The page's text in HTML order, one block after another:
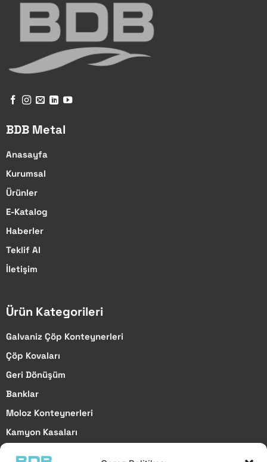
BDB Metal
Anasayfa
Kurumsal
Ürünler
E-Katalog
Haberler
Teklif Al
İletişim
Ürün Kategorileri
Galvaniz Çöp Konteynerleri
Çöp Kovaları
Geri Dönüşüm
Banklar
Moloz Konteynerleri
Kamyon Kasaları